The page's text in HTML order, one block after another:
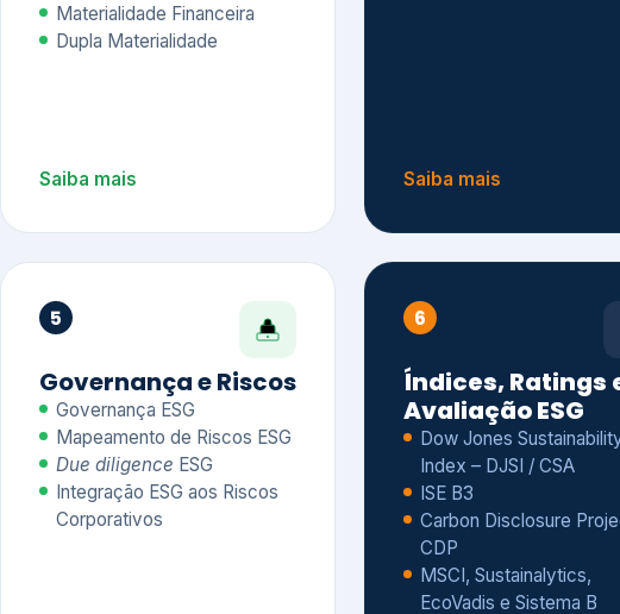
Materialidade Financeira
Dupla Materialidade
Saiba mais Saiba mais
5
Governança e Riscos
Governança ESG
Mapeamento de Riscos ESG
Due diligence ESG
Integração ESG aos Riscos
Corporativos
6
Índices, Ratings
Avaliação ESG
Dow Jones
Index – DJSI / CSA
ISE B3
Carbon Disclosure
CDP
MSCI, Sustainalytics,
EcoVadis e Sistema B